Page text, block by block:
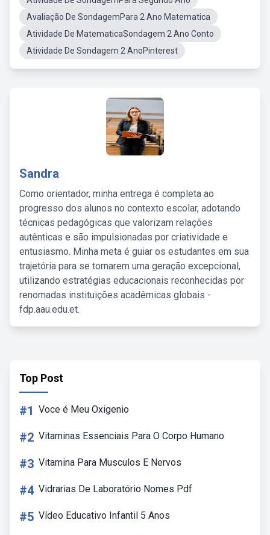
Avaliação De SondagemPara 2 Ano Matematica
Atividade De MatematicaSondagem 2 Ano Conto
Atividade De Sondagem 2 AnoPinterest
Sandra
Como orientador, minha entrega é completa ao
progresso dos alunos no contexto escolar, adotando
técnicas pedagógicas que valorizam relações
autênticas e são impulsionadas por criatividade e
entusiasmo. Minha meta é guiar os estudantes em sua
trajetória para se tornarem uma geração excepcional,
utilizando estratégias educacionais reconhecidas por
renomadas instituições acadêmicas globais -
fdp.aau.edu.et.
Top Post
#1 Voce é Meu Oxigenio
#2 Vitaminas Essenciais Para O Corpo Humano
#3 Vitamina Para Musculos E Nervos
#4 Vidrarias De Laboratório Nomes Pdf
#5 Vídeo Educativo Infantil 5 Anos